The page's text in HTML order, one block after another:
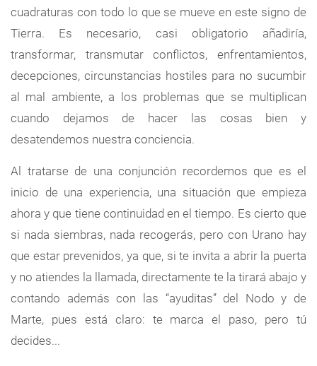
cuadraturas con todo lo que se mueve en este signo de
Tierra. Es necesario, casi obligatorio añadiría,
transformar, transmutar conflictos, enfrentamientos,
decepciones, circunstancias hostiles para no sucumbir
al mal ambiente, a los problemas que se multiplican
cuando dejamos de hacer las cosas bien y
desatendemos nuestra conciencia.
Al tratarse de una conjunción recordemos que es el
inicio de una experiencia, una situación que empieza
ahora y que tiene continuidad en el tiempo. Es cierto que
si nada siembras, nada recogerás, pero con Urano hay
que estar prevenidos, ya que, si te invita a abrir la puerta
y no atiendes la llamada, directamente te la tirará abajo y
contando además con las “ayuditas” del Nodo y de
Marte, pues está claro: te marca el paso, pero tú
decides...